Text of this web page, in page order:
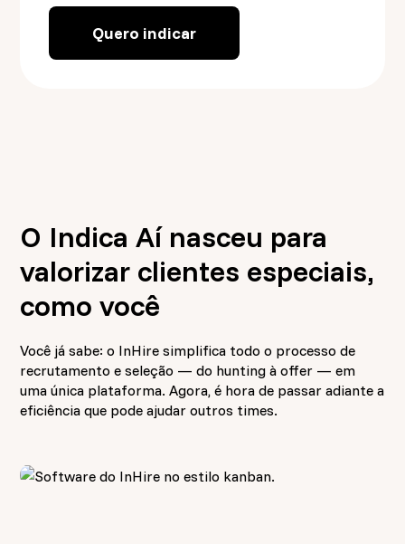
Quero indicar
O Indica Aí nasceu para
valorizar clientes especiais,
como você
Você já sabe: o InHire simplifica todo o processo de
recrutamento e seleção — do hunting à offer — em
uma única plataforma. Agora, é hora de passar adiante a
eficiência que pode ajudar outros times.